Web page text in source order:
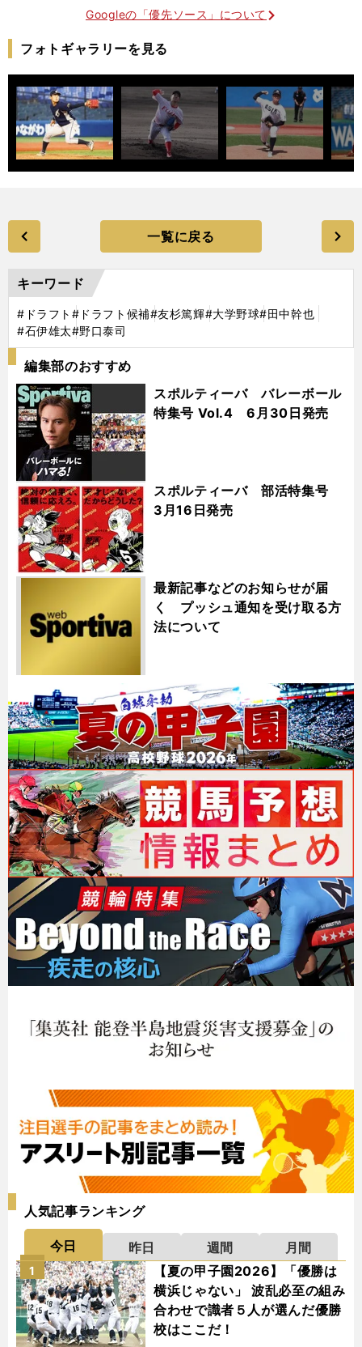
Googleの「優先ソース」について
フォトギャラリーを見る
一覧に戻る
キーワード
#ドラフト #ドラフト候補#友杉篤輝#大学野球#田中幹也
#石伊雄太#野口泰司
編集部のおすすめ
スポルティーバ バレーボール
特集号 Vol.4 6月30日発売
スポルティーバ 部活特集号
3月16日発売
最新記事などのお知らせが届
く プッシュ通知を受け取る方
法について
人気記事ランキング
今日 昨日 週間
月間
【夏の甲子園2026】「優勝は
横浜じゃない」 波乱必至の組み
合わせで識者５人が選んだ優勝
校はここだ！
1